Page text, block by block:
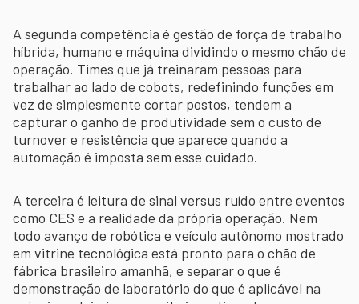
A segunda competência é gestão de força de trabalho
híbrida, humano e máquina dividindo o mesmo chão de
operação. Times que já treinaram pessoas para
trabalhar ao lado de cobots, redefinindo funções em
vez de simplesmente cortar postos, tendem a
capturar o ganho de produtividade sem o custo de
turnover e resistência que aparece quando a
automação é imposta sem esse cuidado.
A terceira é leitura de sinal versus ruído entre eventos
como CES e a realidade da própria operação. Nem
todo avanço de robótica e veículo autônomo mostrado
em vitrine tecnológica está pronto para o chão de
fábrica brasileiro amanhã, e separar o que é
demonstração de laboratório do que é aplicável na